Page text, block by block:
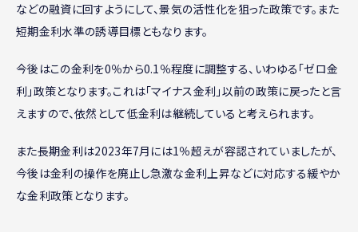
などの融資に回すようにして、景気の活性化を狙った政策です。また
短期金利水準の誘導目標ともなります。
今後はこの金利を0％から0.1％程度に調整する、いわゆる「ゼロ金
利」政策となります。これは「マイナス金利」以前の政策に戻ったと言
えますので、依然として低金利は継続していると考えられます。
また長期金利は2023年7月には1％超えが容認されていましたが、
今後は金利の操作を廃止し急激な金利上昇などに対応する緩やか
な金利政策となります。